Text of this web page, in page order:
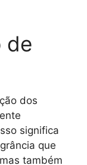
de
dos
significa
que
também